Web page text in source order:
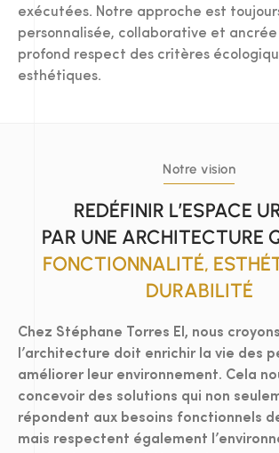
exécutées. Notre approche est
personnalisée, collaborative et ancrée
profond respect des critères
esthétiques.
Notre vision
REDÉFINIR L’ESPACE
PAR UNE ARCHITECTURE
FONCTIONNALITÉ,
DURABILITÉ
Chez Stéphane Torres EI, nous
l’architecture doit enrichir la vie des
améliorer leur environnement. Cela
concevoir des solutions qui non
répondent aux besoins fonctionnels
mais respectent également